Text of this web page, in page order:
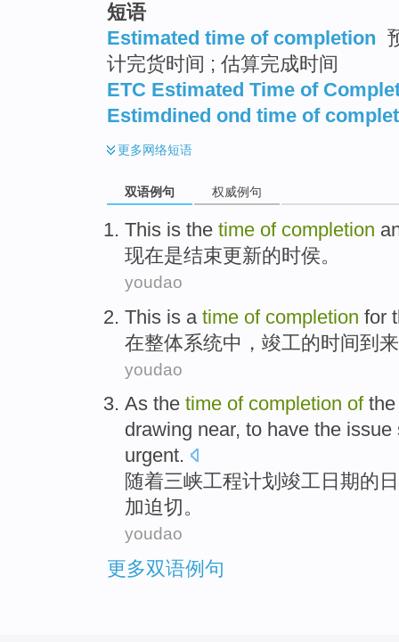
短语
Estimated time of completion
计完货时间 ; 估算完成时间
ETC Estimated Time of
Estimdined ond time of
更多网络短语
双语例句 权威例句
This is the time of completion
现在是结束更新的时侯。
youdao
This is a time of completion for
在整体系统中 ， 竣工的时间到来
youdao
As the time of completion of
drawing near, to have the issue
urgent.
随着三峡工程计划 竣工 日期的
加迫切。
youdao
更多双语例句